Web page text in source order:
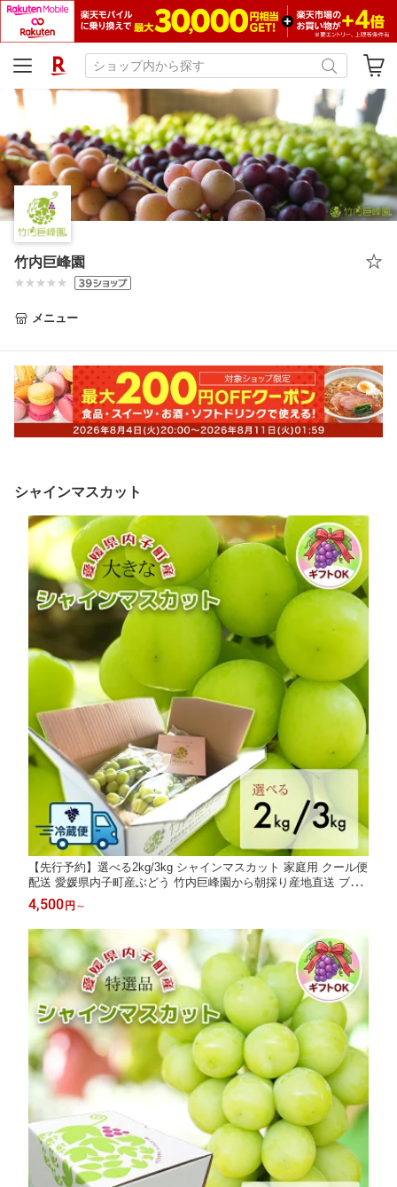
竹内巨峰園
メニュー
シャインマスカット
【先行予約】選べる2kg/3kg シャインマスカット 家庭用 クール便
配送 愛媛県内子町産ぶどう 竹内巨峰園から朝採り産地直送 ブド
ウ 葡萄 果物 フルーツ ご家庭用 贈り物 ギフト 農家直送 ※8月中
旬から9月上旬頃出荷予定
4,500 円 ～